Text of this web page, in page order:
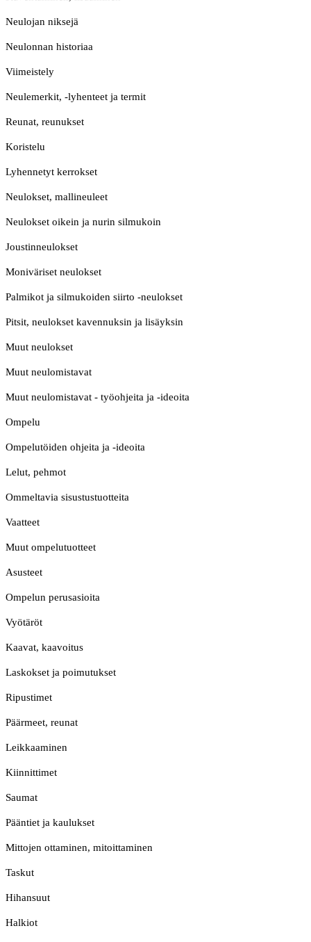
Neulojan niksejä
Neulonnan historiaa
Viimeistely
Neulemerkit, -lyhenteet ja termit
Reunat, reunukset
Koristelu
Lyhennetyt kerrokset
Neulokset, mallineuleet
Neulokset oikein ja nurin silmukoin
Joustinneulokset
Moniväriset neulokset
Palmikot ja silmukoiden siirto -neulokset
Pitsit, neulokset kavennuksin ja lisäyksin
Muut neulokset
Muut neulomistavat
Muut neulomistavat - työohjeita ja -ideoita
Ompelu
Ompelutöiden ohjeita ja -ideoita
Lelut, pehmot
Ommeltavia sisustustuotteita
Vaatteet
Muut ompelutuotteet
Asusteet
Ompelun perusasioita
Vyötäröt
Kaavat, kaavoitus
Laskokset ja poimutukset
Ripustimet
Päärmeet, reunat
Leikkaaminen
Kiinnittimet
Saumat
Pääntiet ja kaulukset
Mittojen ottaminen, mitoittaminen
Taskut
Hihansuut
Halkiot